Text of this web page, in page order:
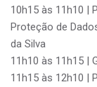
10h15 às 11h10 |
Proteção de
da Silva
11h10 às 11h15 |
11h15 às 12h10 |